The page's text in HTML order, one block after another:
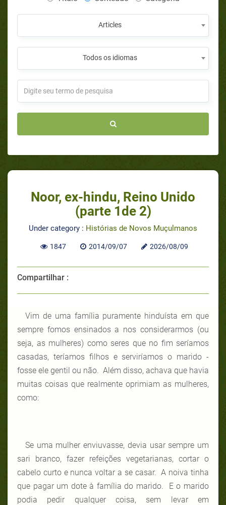
Articles
Todos os idiomas
Noor, ex-hindu, Reino Unido
(parte 1de 2)
Under category : Histórias de Novos Muçulmanos
1847 2014/09/07 2026/08/09
Compartilhar :
Vim de uma família puramente hinduísta em que
sempre fomos ensinados a nos considerarmos (ou
seja, as mulheres) como seres que no fim seríamos
casadas, teríamos filhos e serviríamos o marido -
fosse ele gentil ou não. Além disso, achava que havia
muitas coisas que realmente oprimiam as mulheres,
como:
Se uma mulher enviuvasse, devia usar sempre um
sari branco, fazer refeições vegetarianas, cortar o
cabelo curto e nunca voltar a se casar. A noiva tinha
que pagar um dote à família do marido. E o marido
podia pedir qualquer coisa, sem levar em